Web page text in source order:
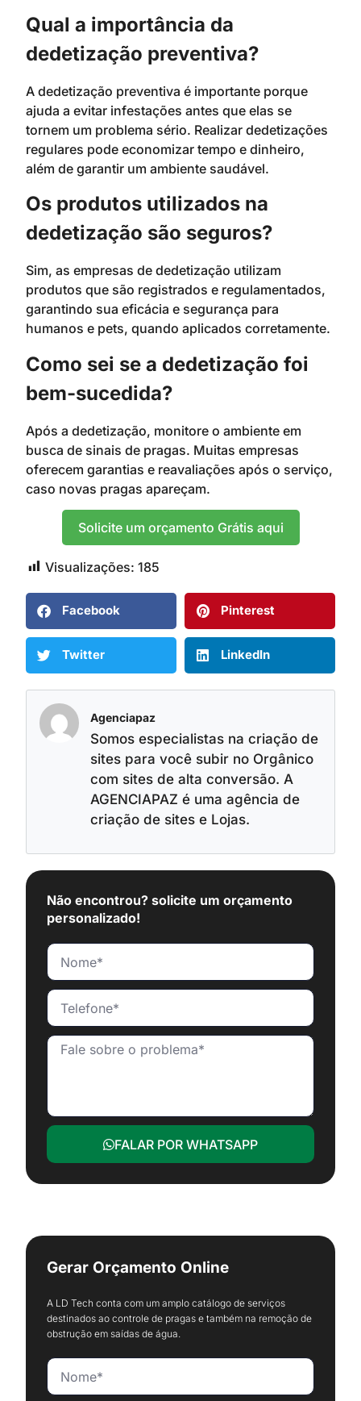
Qual a importância da
dedetização preventiva?
A dedetização preventiva é importante porque
ajuda a evitar infestações antes que elas se
tornem um problema sério. Realizar dedetizações
regulares pode economizar tempo e dinheiro,
além de garantir um ambiente saudável.
Os produtos utilizados na
dedetização são seguros?
Sim, as empresas de dedetização utilizam
produtos que são registrados e regulamentados,
garantindo sua eficácia e segurança para
humanos e pets, quando aplicados corretamente.
Como sei se a dedetização foi
bem-sucedida?
Após a dedetização, monitore o ambiente em
busca de sinais de pragas. Muitas empresas
oferecem garantias e reavaliações após o serviço,
caso novas pragas apareçam.
Solicite um orçamento Grátis aqui
Visualizações: 185
Facebook Pinterest
Twitter LinkedIn
Agenciapaz
Somos especialistas na criação de
sites para você subir no Orgânico
com sites de alta conversão. A
AGENCIAPAZ é uma agência de
criação de sites e Lojas.
Não encontrou? solicite um orçamento
personalizado!
FALAR POR WHATSAPP
Gerar Orçamento Online
A LD Tech conta com um amplo catálogo de serviços
destinados ao controle de pragas e também na remoção de
obstrução em saídas de água.